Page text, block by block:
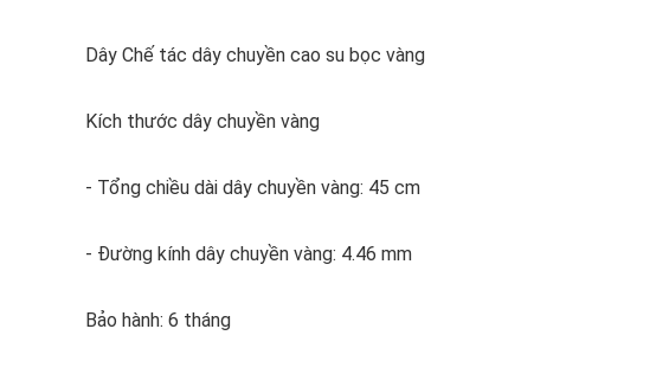
Dây Chế tác dây chuyền cao su bọc vàng
Kích thước dây chuyền vàng
- Tổng chiều dài dây chuyền vàng: 45 cm
- Đường kính dây chuyền vàng: 4.46 mm
Bảo hành: 6 tháng